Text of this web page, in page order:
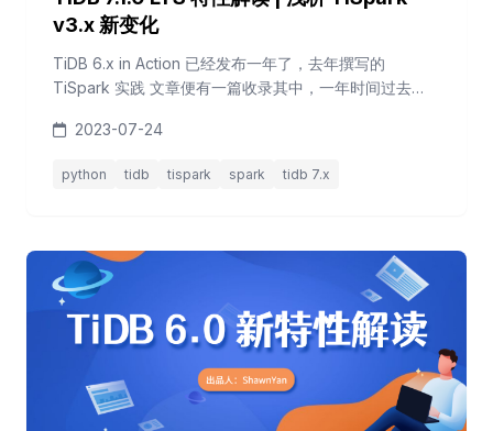
v3.x 新变化
TiDB 6.x in Action 已经发布一年了，去年撰写的
TiSpark 实践 文章便有一篇收录其中，一年时间过去
v3.2.2，本文将综合浅析这些版本带来的诸多变化。 图 --
年六月至今，TiSpark v3.x 系列已经发布了 11 个...
2023-07-24
python tidb tispark spark tidb 7.x